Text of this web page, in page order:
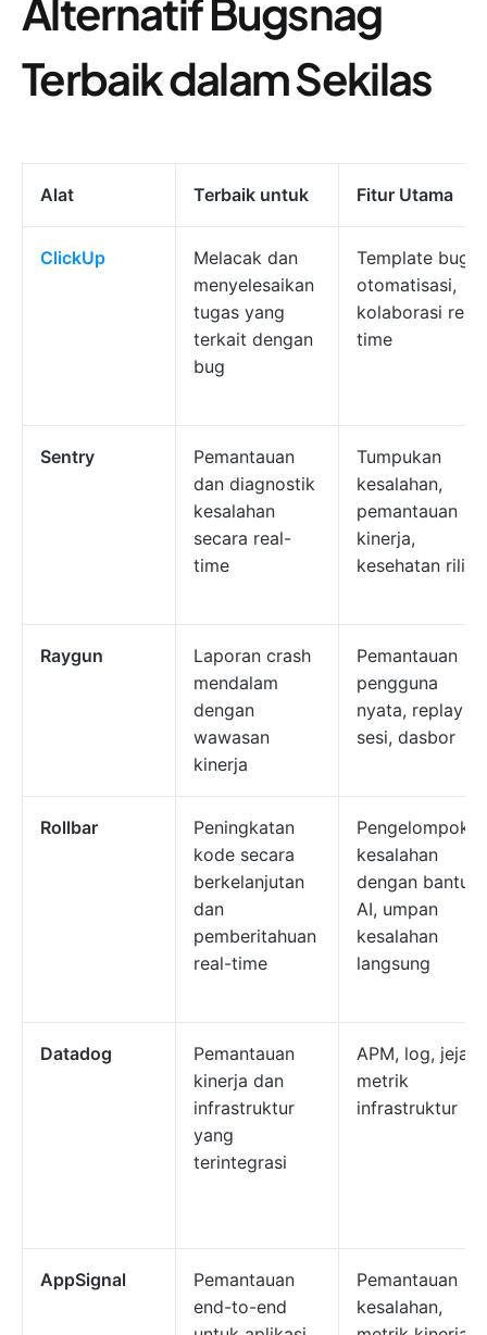
Alternatif Bugsnag
Terbaik dalam Sekilas
Alat Terbaik untuk Fitur Utama
ClickUp
Melacak dan
menyelesaikan
tugas yang
terkait dengan
bug
Template bug,
otomatisasi,
kolaborasi real-
time
Sentry
Pemantauan
dan diagnostik
kesalahan
secara real-
time
Tumpukan
kesalahan,
pemantauan
kinerja,
kesehatan rilis
Raygun
Laporan crash
mendalam
dengan
wawasan
kinerja
Pemantauan
pengguna
nyata, replay
sesi, dasbor
Rollbar
Peningkatan
kode secara
berkelanjutan
dan
pemberitahuan
real-time
kesalahan
dengan
AI, umpan
kesalahan
langsung
Datadog
Pemantauan
kinerja dan
infrastruktur
yang
terintegrasi
APM, log, jejak,
metrik
infrastruktur
AppSignal
Pemantauan
end-to-end
Pemantauan
kesalahan,